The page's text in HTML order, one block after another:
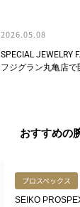
2026.05.08
SPECIAL JEWELRY
フジグラン丸亀店で
おすすめの
プロスペックス
SEIKO